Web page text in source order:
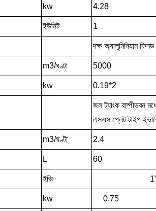
kw 4.28
ইউনিট 1
দক্ষ অ্যালুমিনিয়াম
m3/ঘণ্টা 5000
kw 0.19*2
জল ট্যাংক বাষ্পীভবন
এসএস প্লেট টাইপ
m3/ঘণ্টা 2.4
L 60
ইঞ্চি
kw 0.75